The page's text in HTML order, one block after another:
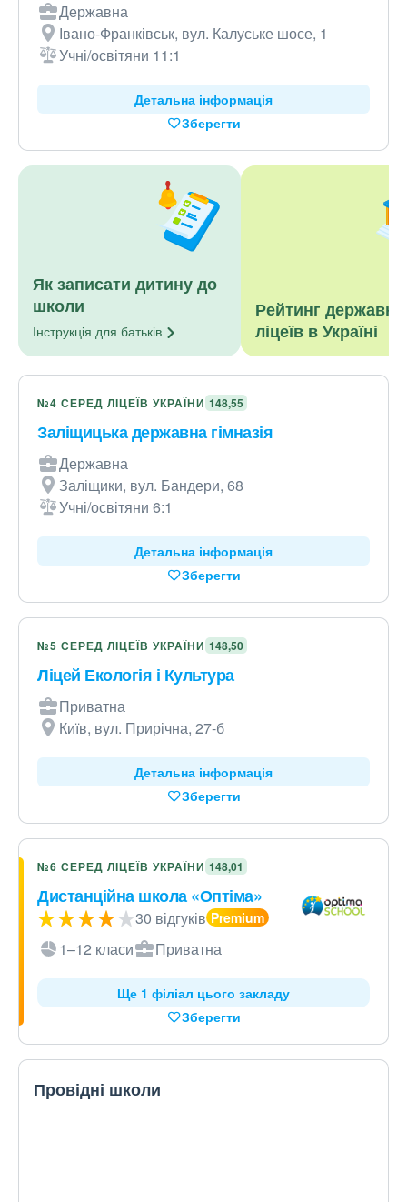
Державна
Івано-Франківськ, вул. Калуське шосе, 1
Учні/освітяни 11:1
Детальна інформація
Зберегти
Як записати дитину до
школи
Інструкція для батьків
Рейтинг
ліцеїв в Україні
№4 СЕРЕД ЛІЦЕЇВ УКРАЇНИ 148,55
Заліщицька державна гімназія
Державна
Заліщики, вул. Бандери, 68
Учні/освітяни 6:1
Детальна інформація
Зберегти
№5 СЕРЕД ЛІЦЕЇВ УКРАЇНИ 148,50
Ліцей Екологія і Культура
Приватна
Київ, вул. Прирічна, 27-б
Детальна інформація
Зберегти
№6 СЕРЕД ЛІЦЕЇВ УКРАЇНИ 148,01
Дистанційна школа «Оптіма»
30 відгуків
1–12 класи
Приватна
Ще 1 філіал цього закладу
Зберегти
Провідні школи